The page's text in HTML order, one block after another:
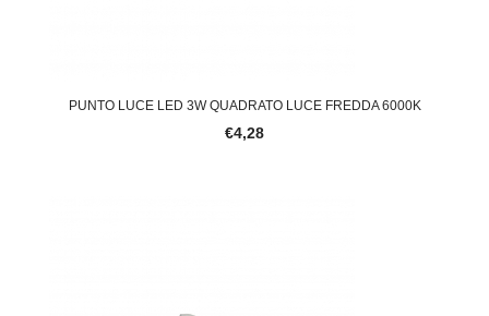
PUNTO LUCE LED 3W QUADRATO LUCE FREDDA 6000K
€4,28